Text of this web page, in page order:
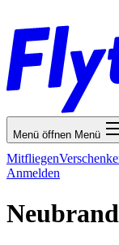
Menü öffnen Menü
Mitfliegen
Anmelden